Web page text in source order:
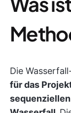
Die
für das